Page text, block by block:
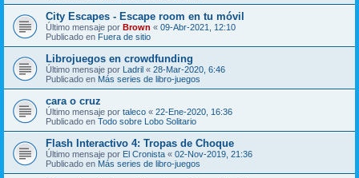
City Escapes - Escape room en tu móvil
Último mensaje por Brown « 09-Abr-2021, 12:10
Publicado en Fuera de sitio
Librojuegos en crowdfunding
Último mensaje por Ladril « 28-Mar-2020, 6:46
Publicado en Más series de libro-juegos
cara o cruz
Último mensaje por taleco « 22-Ene-2020, 16:36
Publicado en Todo sobre Lobo Solitario
Flash Interactivo 4: Tropas de Choque
Último mensaje por El Cronista « 02-Nov-2019, 21:36
Publicado en Más series de libro-juegos